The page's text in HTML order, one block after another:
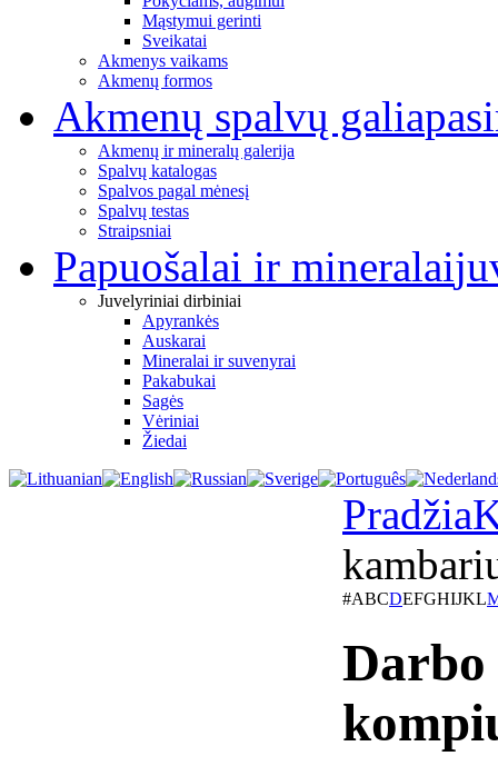
Mąstymui gerinti
Sveikatai
Akmenys vaikams
Akmenų formos
Akmenų spalvų galia
Akmenų ir mineralų galerija
Spalvų katalogas
Spalvos pagal mėnesį
Spalvų testas
Straipsniai
Papuošalai ir mineralai
Juvelyriniai dirbiniai
Apyrankės
Auskarai
Mineralai ir suvenyrai
Pakabukai
Sagės
Vėriniai
Žiedai
Pradžia
#ABCDEFGHIJKL